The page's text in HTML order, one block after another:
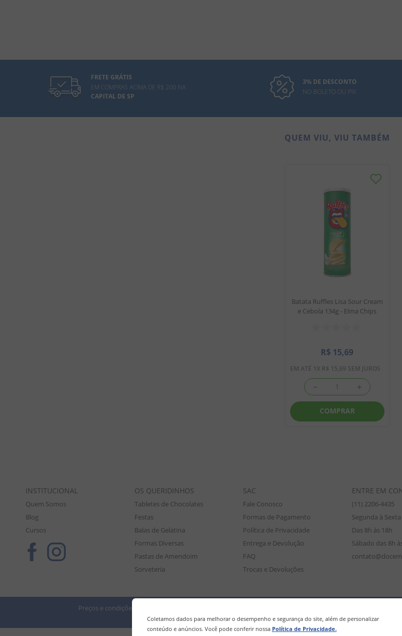
Coletamos dados para melhorar o desempenho e segurança do site, além de personalizar
conteúdo e anúncios. Você pode conferir nossa Política de Privacidade.
FRETE GRÁTIS
EM COMPRAS ACIMA DE R$ 200 NA
CAPITAL DE SP
3% DE DESCONTO
NO BOLETO OU PIX
QUEM VIU, VIU TAMBÉM
Batata Ruffles Lisa Sour Cream
e Cebola 134g - Elma Chips
R$ 15,69
EM ATÉ 1 X R$ 15,69 SEM JUROS
＋
－
COMPRAR
INSTITUCIONAL
Quem Somos
Blog
Cursos
OS QUERIDINHOS
Tabletes de Chocolates
Festas
Balas de Gelatina
Formas Diversas
Pastas de Amendoim
Sorveteria
SAC
Fale Conosco
Formas de Pagamento
Política de Privacidade
Entrega e Devolução
FAQ
Trocas e Devoluções
ENTRE EM
(11) 2206-4435
Segunda à Sexta
Das 8h às 18h
Sábado das 8h
Preços e condições de pagamento válidos exclusivamente para compras efetuadas no site, podendo diferir
Todos os preços e condições comerciais estão sujeitos a